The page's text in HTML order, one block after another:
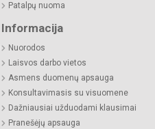
Patalpų nuoma
Informacija
Nuorodos
Laisvos darbo vietos
Asmens duomenų apsauga
Konsultavimasis su visuomene
Dažniausiai užduodami klausimai
Pranešėjų apsauga